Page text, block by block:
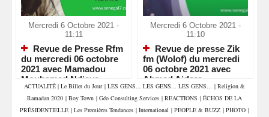
Mercredi 6 Octobre 2021 -
11:11
Revue de Presse Rfm
du mercredi 06 octobre
2021 avec Mamadou
Mouhamed Ndiaye
Mercredi 6 Octobre 2021 -
11:10
Revue de presse Zik
fm (Wolof) du mercredi
06 octobre 2021 avec
Ahmed Aidara
ACTUALITÉ | Le Billet du Jour | LES GENS... LES GENS... LES GENS... | Religion &
Ramadan 2020 | Boy Town | Géo Consulting Services | REACTIONS | ÉCHOS DE LA
PRÉSIDENTIELLE | Les Premières Tendances | International | PEOPLE & BUZZ | PHOTO |